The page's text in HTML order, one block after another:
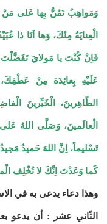
وَمَواهِبُ تَمُنُّ بِها عَلى مَنْ
الْعِنايَةُ مِنْكَ، وَها اَنَا ذا
فَاِنْ كُنْتَ يا مَولايَ
عَلَيْهِ بِعائِدَة مِنْ
الطّاهِرينَ، الْخَيِّرينَ
الْعالَمينَ، وَصَلَّى اللهُ
تَسْليماً، اِنَّ اللهَ حَميدٌ
كَما وَعَدْتَ اِنَّكَ لا تُخْلِف
وهذا دعاء يدعى به في
الثّاني عشر : أن يدعو